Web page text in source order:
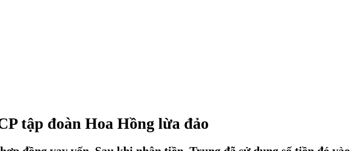
tập đoàn Hoa Hồng lừa đảo